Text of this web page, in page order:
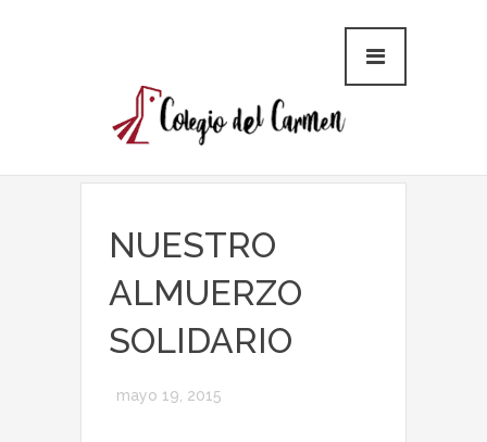
NUESTRO
ALMUERZO
SOLIDARIO
mayo 19, 2015